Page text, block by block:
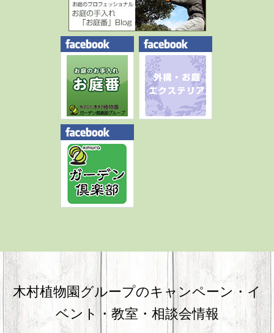
木村植物園グループのキャンペーン・イ
ベント・教室・相談会情報